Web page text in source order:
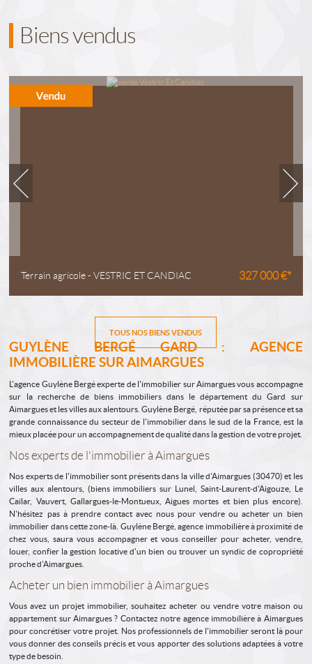
Biens vendus
Terrain agricole - VESTRIC ET CANDIAC 327 000 €*
TOUS NOS BIENS VENDUS
GUYLÈNE BERGÉ GARD : AGENCE
IMMOBILIÈRE SUR AIMARGUES
L'agence Guylène Bergé experte de l'immobilier sur Aimargues vous accompagne
sur la recherche de biens immobiliers dans le département du Gard sur
Aimargues et les villes aux alentours. Guylène Bergé, réputée par sa présence et sa
grande connaissance du secteur de l'immobilier dans le sud de la France, est la
mieux placée pour un accompagnement de qualité dans la gestion de votre projet.
Nos experts de l'immobilier à Aimargues
Nos experts de l'immobilier sont présents dans la ville d'Aimargues (30470) et les
villes aux alentours, (biens immobiliers sur Lunel, Saint-Laurent-d'Aigouze, Le
Cailar, Vauvert, Gallargues-le-Montueux, Aigues mortes et bien plus encore).
N'hésitez pas à prendre contact avec nous pour vendre ou acheter un bien
immobilier dans cette zone-là. Guylène Bergé, agence immobilière à proximité de
chez vous, saura vous accompagner et vous conseiller pour acheter, vendre,
louer, confier la gestion locative d'un bien ou trouver un syndic de copropriété
proche d'Aimargues.
Acheter un bien immobilier à Aimargues
Vous avez un projet immobilier, souhaitez acheter ou vendre votre maison ou
appartement sur Aimargues ? Contactez notre agence immobilière à Aimargues
pour concrétiser votre projet. Nos professionnels de l'immobilier seront là pour
vous donner des conseils précis et vous apporter des solutions adaptées à votre
type de besoin.